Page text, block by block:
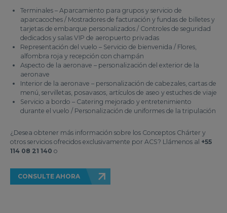
Terminales – Aparcamiento para grupos y servicio de
aparcacoches / Mostradores de facturación y fundas de billetes y
tarjetas de embarque personalizados / Controles de seguridad
dedicados y salas VIP de aeropuerto privadas
Representación del vuelo – Servicio de bienvenida / Flores,
alfombra roja y recepción con champán
Aspecto de la aeronave – personalización del exterior de la
aeronave
Interior de la aeronave – personalización de cabezales, cartas de
menú, servilletas, posavasos, artículos de aseo y estuches de viaje
Servicio a bordo – Catering mejorado y entretenimiento
durante el vuelo / Personalización de uniformes de la tripulación
¿Desea obtener más información sobre los Conceptos Chárter y
otros servicios ofrecidos exclusivamente por ACS? Llámenos al +55
114 08 21 140 o
CONSULTE AHORA